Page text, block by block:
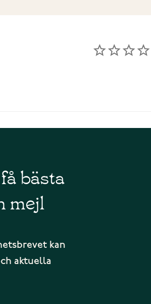
bästa
mejl
kan
aktuella